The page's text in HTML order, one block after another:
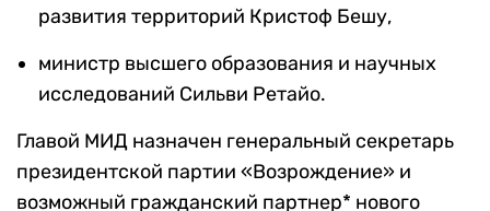
развития территорий Кристоф Бешу,
министр высшего образования и научных
исследований Сильви Ретайо.
Главой МИД назначен генеральный секретарь
президентской партии «Возрождение» и
возможный гражданский партнер* нового